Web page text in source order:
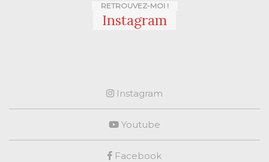
RETROUVEZ-MOI !
Instagram
Instagram
Youtube
Facebook